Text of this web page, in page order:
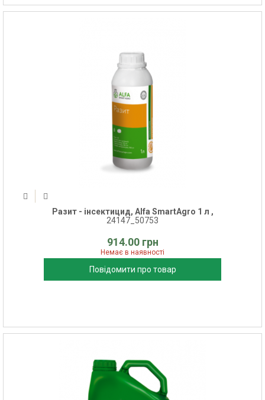
Разит - інсектицид, Alfa SmartAgro 1 л ,
24147_50753
914.00 грн
Немає в наявності
Повідомити про товар